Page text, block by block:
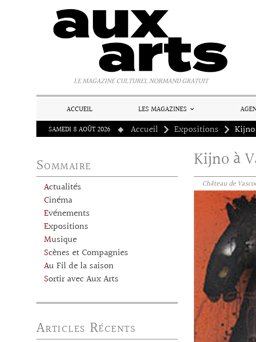
LE MAGAZINE CULTUREL NORMAND GRATUIT
ACCUEIL LES MAGAZINES
SAMEDI 8 AOÛT 2026
Accueil Expositions
Sommaire
Actualités
Cinéma
Evénements
Expositions
Musique
Scènes et Compagnies
Au Fil de la saison
Sortir avec Aux Arts
Articles Récents
Kijno à
Château de
Panneau de gestion des cookies